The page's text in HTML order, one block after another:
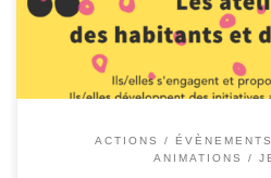
ACTIONS / ÉVÈNEMENTS
ANIMATIONS /